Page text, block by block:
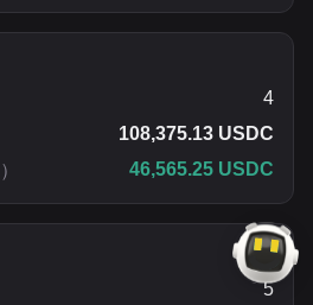
4
108,375.13 USDC
） 46,565.25 USDC
5